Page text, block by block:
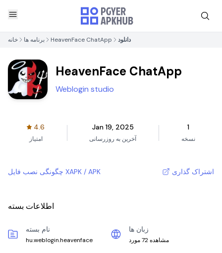
خانه برنامه ها HeavenFace ChatApp دانلود
HeavenFace ChatApp
Weblogin studio
4.6
امتیاز
Jan 19, 2025
آخرین به روزرسانی
1
نسخه
چگونگی نصب فایل XAPK / APK اشتراک گذاری
اطلاعات بسته
نام بسته
hu.weblogin.heavenface
زبان ها
مشاهده 72 مورد